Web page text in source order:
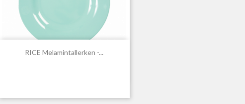
RICE Melamintallerken -...
Hurtigvisning